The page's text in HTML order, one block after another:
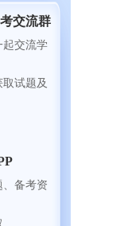
交流群
起交流学
试题及
、备考资